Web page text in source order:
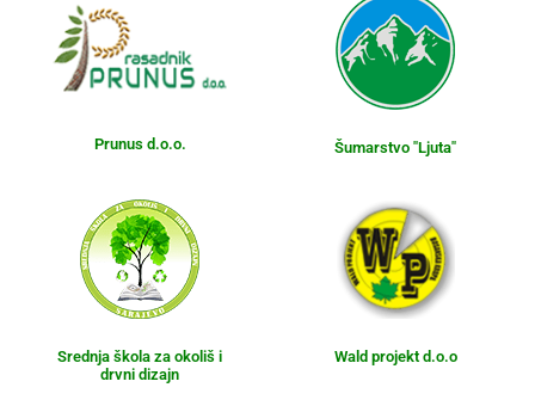
Prunus d.o.o. Šumarstvo "Ljuta"
Srednja škola za okoliš i
drvni dizajn
Wald projekt d.o.o